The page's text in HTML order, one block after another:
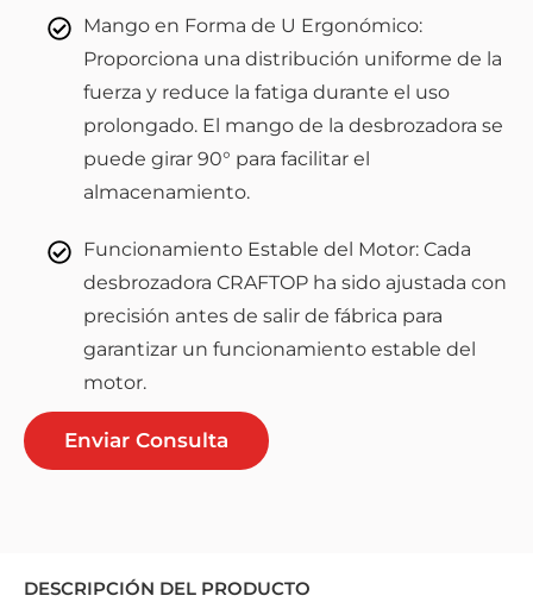
Mango en Forma de U Ergonómico:
Proporciona una distribución uniforme de la
fuerza y reduce la fatiga durante el uso
prolongado. El mango de la desbrozadora se
puede girar 90° para facilitar el
almacenamiento.
Funcionamiento Estable del Motor: Cada
desbrozadora CRAFTOP ha sido ajustada con
precisión antes de salir de fábrica para
garantizar un funcionamiento estable del
motor.
Enviar Consulta
DESCRIPCIÓN DEL PRODUCTO